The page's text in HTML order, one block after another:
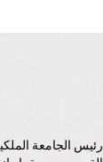
رئيس الجامعة